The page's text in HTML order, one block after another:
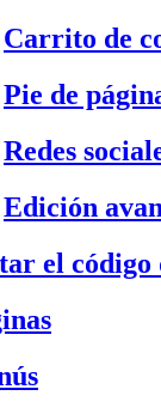
Carrito de
Pie de
Redes
Edición
el código